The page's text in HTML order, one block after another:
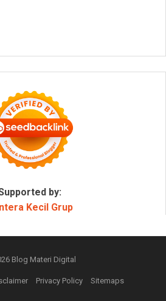
by:
Kecil Grup
Blog Materi Digital
Privacy Policy Sitemaps